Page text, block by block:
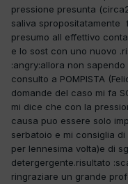
pressione presunta
saliva spropositatamente
presumo all effettivo
e lo sost con uno nuovo
:angry:allora non
consulto a POMPISTA
domande del caso mi fa
mi dice che con la
causa puo essere solo
serbatoio e mi consiglia
per lennesima volta)e di
detergergente.risultato
ringraziare un grande